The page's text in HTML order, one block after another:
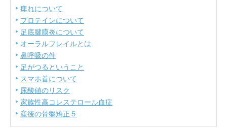
痺れについて
プロテインについて
足底腱膜炎について
オーラルフレイルとは
鼻呼吸の件
足がつるということ
スマホ首について
尿酸値のリスク
家族性高コレステロール血症
産後の骨盤矯正５